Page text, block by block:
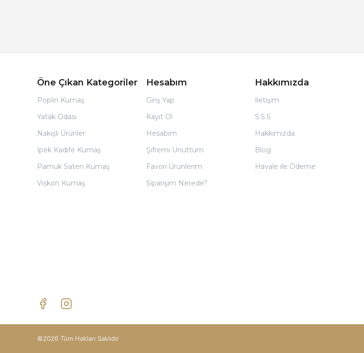
Öne Çıkan Kategoriler
Poplin Kumaş
Yatak Odası
Nakışlı Ürünler
İpek Kadife Kumaş
Pamuk Saten Kumaş
Viskon Kumaş
Hesabım
Giriş Yap
Kayıt Ol
Hesabım
Şifremi Unuttum
Favori Ürünlerim
Siparişim Nerede?
Hakkımızda
İletişim
S.S.S
Hakkımızda
Blog
Havale ile Ödeme
©2026 Tüm Hakları Saklıdır